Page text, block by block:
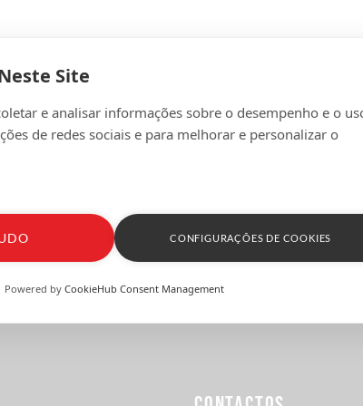
Site
e analisar informações sobre o desempenho e o
de redes sociais e para melhorar e personalizar o
CONFIGURAÇÕES DE COOKIES
Powered by CookieHub Consent Management